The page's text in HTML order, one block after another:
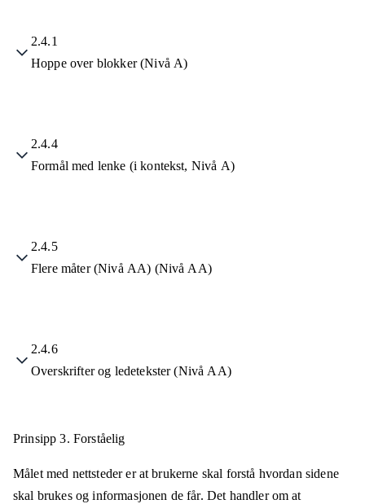
2.4.1
Hoppe over blokker (Nivå A)
2.4.4
Formål med lenke (i kontekst, Nivå A)
2.4.5
Flere måter (Nivå AA) (Nivå AA)
2.4.6
Overskrifter og ledetekster (Nivå AA)
Prinsipp 3. Forståelig
Målet med nettsteder er at brukerne skal forstå hvordan sidene
skal brukes og informasjonen de får. Det handler om at